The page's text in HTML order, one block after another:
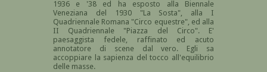
1936 e '38 ed ha esposto alla Biennale
Veneziana del 1930 "La Sosta", alla I
Quadriennale Romana "Circo equestre", ed alla
II Quadriennale "Piazza del Circo". E'
paesaggista fedele, raffinato ed acuto
annotatore di scene dal vero. Egli sa
accoppiare la sapienza del tocco all'equilibrio
delle masse.